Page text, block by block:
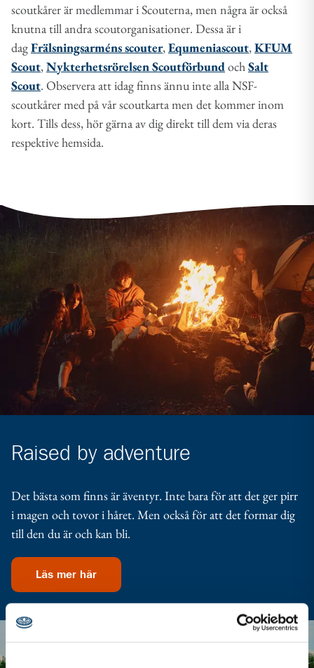
scoutkårer är medlemmar i Scouterna, men några är också
knutna till andra scoutorganisationer. Dessa är i
dagFrälsningsarméns scouter,Equmeniascout,KFUM
Scout,Nykterhetsrörelsen ScoutförbundochSalt
Scout. Observera att idag finns ännu inte alla NSF-
scoutkårer med på vår scoutkarta men det kommer inom
kort. Tills dess, hör gärna av dig direkt till dem via deras
respektive hemsida.
Raised by adventure
Det bästa som finns är äventyr. Inte bara för att det ger pirr
i magen och tovor i håret. Men också för att det formar dig
till den du är och kan bli.
Läs mer här